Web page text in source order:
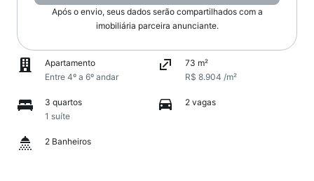
Após o envio, seus dados serão compartilhados com a
imobiliária parceira anunciante.
Apartamento
Entre 4º a 6º andar
73 m²
R$ 8.904 /m²
3 quartos
1 suíte
2 vagas
2 Banheiros